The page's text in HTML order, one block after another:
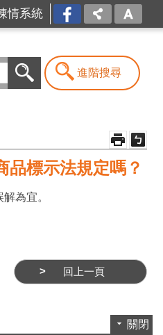
情系統 FB
進階搜尋
品標示法規定嗎？
為宜。
回上一頁
關閉